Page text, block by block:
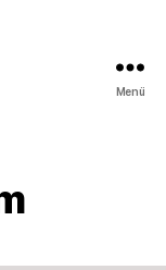
Menü